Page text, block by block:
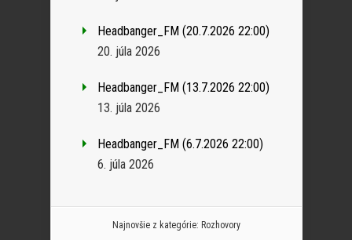
Headbanger_FM (20.7.2026 22:00)
20. júla 2026
Headbanger_FM (13.7.2026 22:00)
13. júla 2026
Headbanger_FM (6.7.2026 22:00)
6. júla 2026
Najnovšie z kategórie: Rozhovory